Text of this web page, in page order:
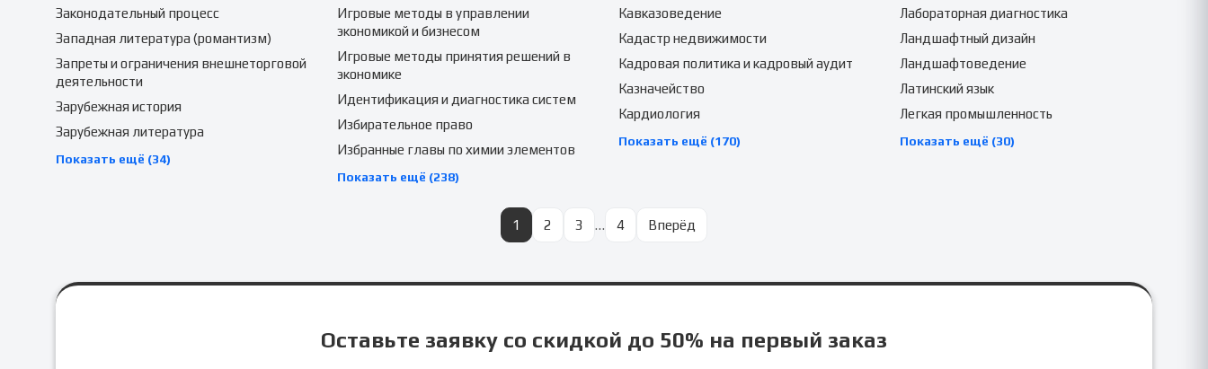
Законодательный процесс
Западная литература (романтизм)
Запреты и ограничения внешнеторговой
деятельности
Зарубежная история
Зарубежная литература
Показать ещё (34)
Игровые методы в управлении
экономикой и бизнесом
Игровые методы принятия решений в
экономике
Идентификация и диагностика систем
Избирательное право
Избранные главы по химии элементов
Показать ещё (238)
Кавказоведение
Кадастр недвижимости
Кадровая политика и кадровый аудит
Казначейство
Кардиология
Показать ещё (170)
Лабораторная диагностика
Ландшафтный дизайн
Ландшафтоведение
Латинский язык
Легкая промышленность
Показать ещё (30)
1 2 3 … 4 Вперёд
Оставьте заявку со скидкой до 50% на первый заказ